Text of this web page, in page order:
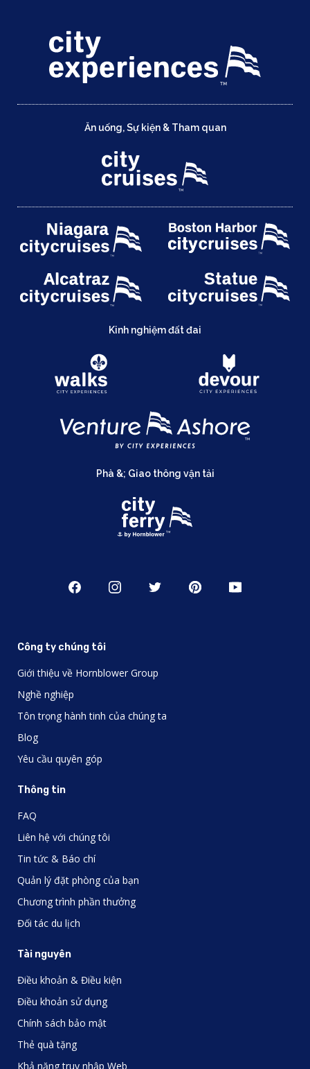
Ăn uống, Sự kiện & Tham quan
Kinh nghiệm đất đai
Phà &; Giao thông vận tải
Công ty chúng tôi
Giới thiệu về Hornblower Group
Nghề nghiệp
Tôn trọng hành tinh của chúng ta
Blog
Yêu cầu quyên góp
Thông tin
FAQ
Liên hệ với chúng tôi
Tin tức & Báo chí
Quản lý đặt phòng của bạn
Chương trình phần thưởng
Đối tác du lịch
Tài nguyên
Điều khoản & Điều kiện
Điều khoản sử dụng
Chính sách bảo mật
Thẻ quà tặng
Khả năng truy nhập Web